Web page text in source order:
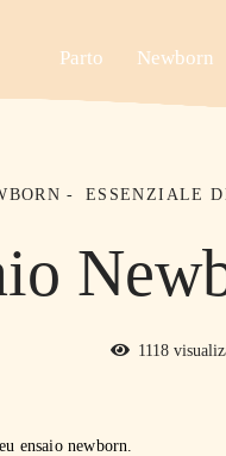
Parto Newborn
ESSENZIALE
1118
ensaio newborn.